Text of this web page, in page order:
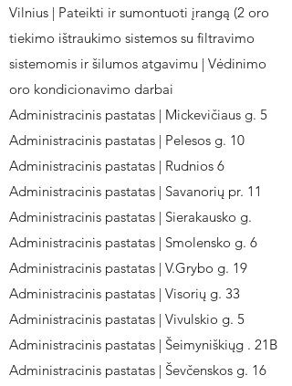
Vilnius | Pateikti ir sumontuoti įrangą (2 oro
tiekimo ištraukimo sistemos su filtravimo
sistemomis ir šilumos atgavimu | Vėdinimo
oro kondicionavimo darbai
Administracinis pastatas | Mickevičiaus g. 5
Administracinis pastatas | Pelesos g. 10
Administracinis pastatas | Rudnios 6
Administracinis pastatas | Savanorių pr. 11
Administracinis pastatas | Sierakausko g.
Administracinis pastatas | Smolensko g. 6
Administracinis pastatas | V.Grybo g. 19
Administracinis pastatas | Visorių g. 33
Administracinis pastatas | Vivulskio g. 5
Administracinis pastatas | Šeimyniškiųg . 21B
Administracinis pastatas | Ševčenskos g. 16